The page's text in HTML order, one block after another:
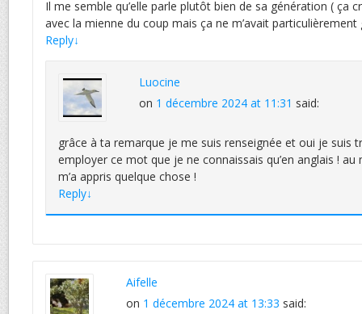
Il me semble qu’elle parle plutôt bien de sa génération ( ça
avec la mienne du coup mais ça ne m’avait particulièrement
Reply↓
Luocine
on 1 décembre 2024 at 11:31 said:
grâce à ta remarque je me suis renseignée et oui je suis
employer ce mot que je ne connaissais qu’en anglais !
m’a appris quelque chose !
Reply↓
Aifelle
on 1 décembre 2024 at 13:33 said: